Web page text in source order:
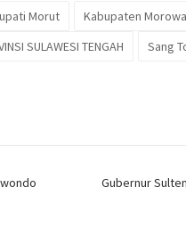
Morut
Kabupaten
SULAWESI TENGAH Sang
Gubernur